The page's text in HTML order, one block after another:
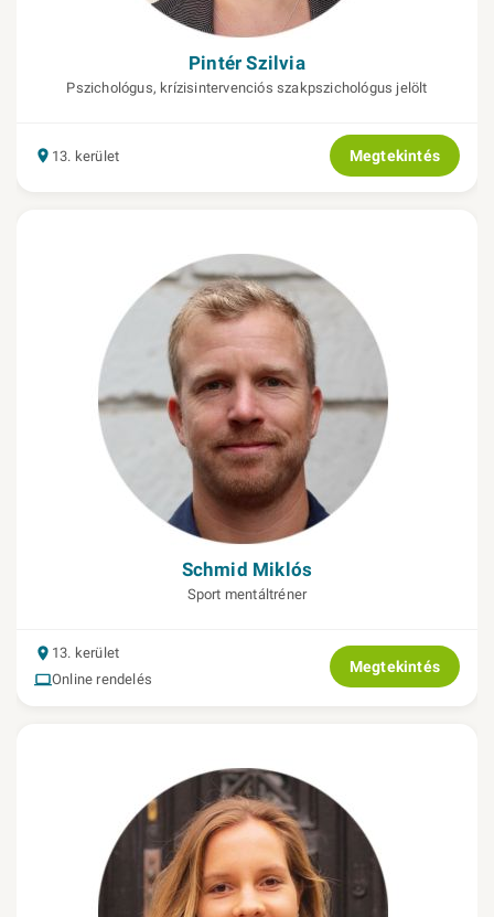
Pintér Szilvia
Pszichológus, krízisintervenciós szakpszichológus jelölt
13. kerület Megtekintés
Schmid Miklós
Sport mentáltréner
13. kerület
Online rendelés
Megtekintés